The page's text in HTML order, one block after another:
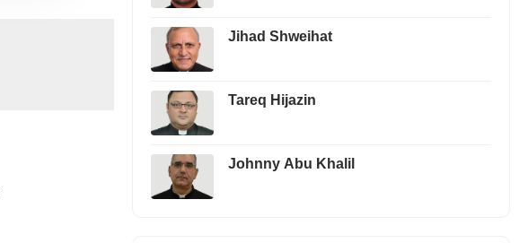
Jihad Shweihat
Tareq Hijazin
Johnny Abu Khalil